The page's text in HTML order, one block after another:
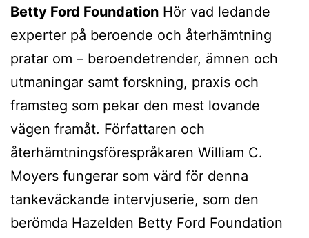
Betty Ford Foundation Hör vad ledande
experter på beroende och återhämtning
pratar om – beroendetrender, ämnen och
utmaningar samt forskning, praxis och
framsteg som pekar den mest lovande
vägen framåt. Författaren och
återhämtningsförespråkaren William C.
Moyers fungerar som värd för denna
tankeväckande intervjuserie, som den
berömda Hazelden Betty Ford Foundation